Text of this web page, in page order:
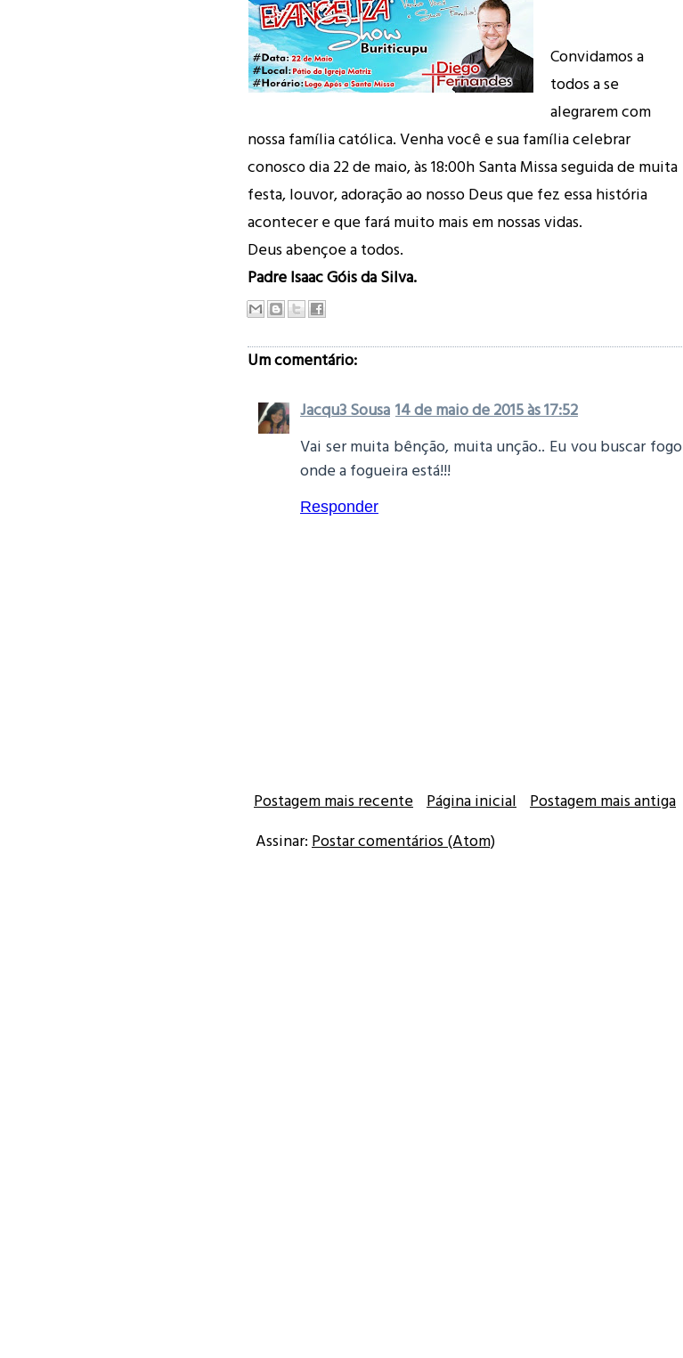
Convidamos a
todos a se
alegrarem com
nossa família católica. Venha você e sua família celebrar
conosco dia 22 de maio, às 18:00h Santa Missa seguida de muita
festa, louvor, adoração ao nosso Deus que fez essa história
acontecer e que fará muito mais em nossas vidas.
Deus abençoe a todos.
Padre Isaac Góis da Silva.
Um comentário:
Jacqu3 Sousa 14 de maio de 2015 às 17:52
Vai ser muita bênção, muita unção.. Eu vou buscar fogo
onde a fogueira está!!!
Responder
Postagem mais recente Postagem mais antiga
Página inicial
Assinar: Postar comentários (Atom)